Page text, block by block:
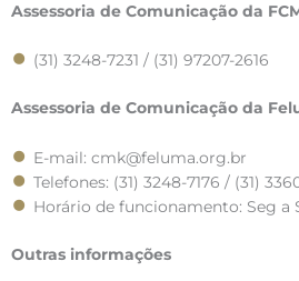
Assessoria de Comunicação da
(31) 3248-7231 / (31) 97207-2616
Assessoria de Comunicação da
E-mail: cmk@feluma.org.br
Telefones: (31) 3248-7176 / (31)
Horário de funcionamento: Seg a
Outras informações